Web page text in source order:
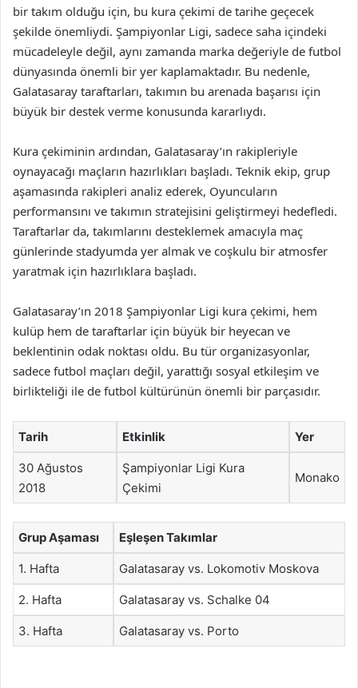
bir takım olduğu için, bu kura çekimi de tarihe geçecek
şekilde önemliydi. Şampiyonlar Ligi, sadece saha içindeki
mücadeleyle değil, aynı zamanda marka değeriyle de futbol
dünyasında önemli bir yer kaplamaktadır. Bu nedenle,
Galatasaray taraftarları, takımın bu arenada başarısı için
büyük bir destek verme konusunda kararlıydı.
Kura çekiminin ardından, Galatasaray’ın rakipleriyle
oynayacağı maçların hazırlıkları başladı. Teknik ekip, grup
aşamasında rakipleri analiz ederek, Oyuncuların
performansını ve takımın stratejisini geliştirmeyi hedefledi.
Taraftarlar da, takımlarını desteklemek amacıyla maç
günlerinde stadyumda yer almak ve coşkulu bir atmosfer
yaratmak için hazırlıklara başladı.
Galatasaray’ın 2018 Şampiyonlar Ligi kura çekimi, hem
kulüp hem de taraftarlar için büyük bir heyecan ve
beklentinin odak noktası oldu. Bu tür organizasyonlar,
sadece futbol maçları değil, yarattığı sosyal etkileşim ve
birlikteliği ile de futbol kültürünün önemli bir parçasıdır.
Tarih Etkinlik Yer
30 Ağustos
2018
Şampiyonlar Ligi Kura
Çekimi
Monako
Grup Aşaması Eşleşen Takımlar
1. Hafta Galatasaray vs. Lokomotiv Moskova
2. Hafta Galatasaray vs. Schalke 04
3. Hafta Galatasaray vs. Porto